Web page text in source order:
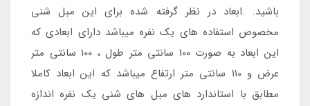
باشید. .ابعاد در نظر گرفته شده برای این مبل شنی
مخصوص استفاده های یک نفره میباشد دارای ابعادی که
این ابعاد به صورت 100 سانتی متر طول ، 100 سانتی متر
عرض و 110 سانتی متر ارتفاع میباشد که این ابعاد کاملا
مطابق با استاندارد های مبل های شنی یک نفره اندازه